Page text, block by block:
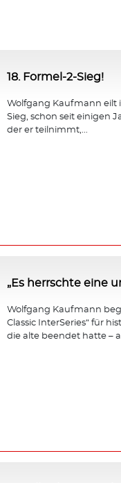
18. Formel-2-Sieg!
Wolfgang Kaufmann eilt
Sieg, schon seit einigen
der er teilnimmt,...
„Es herrschte eine
Wolfgang Kaufmann
Classic InterSeries“ für
die alte beendet hatte –